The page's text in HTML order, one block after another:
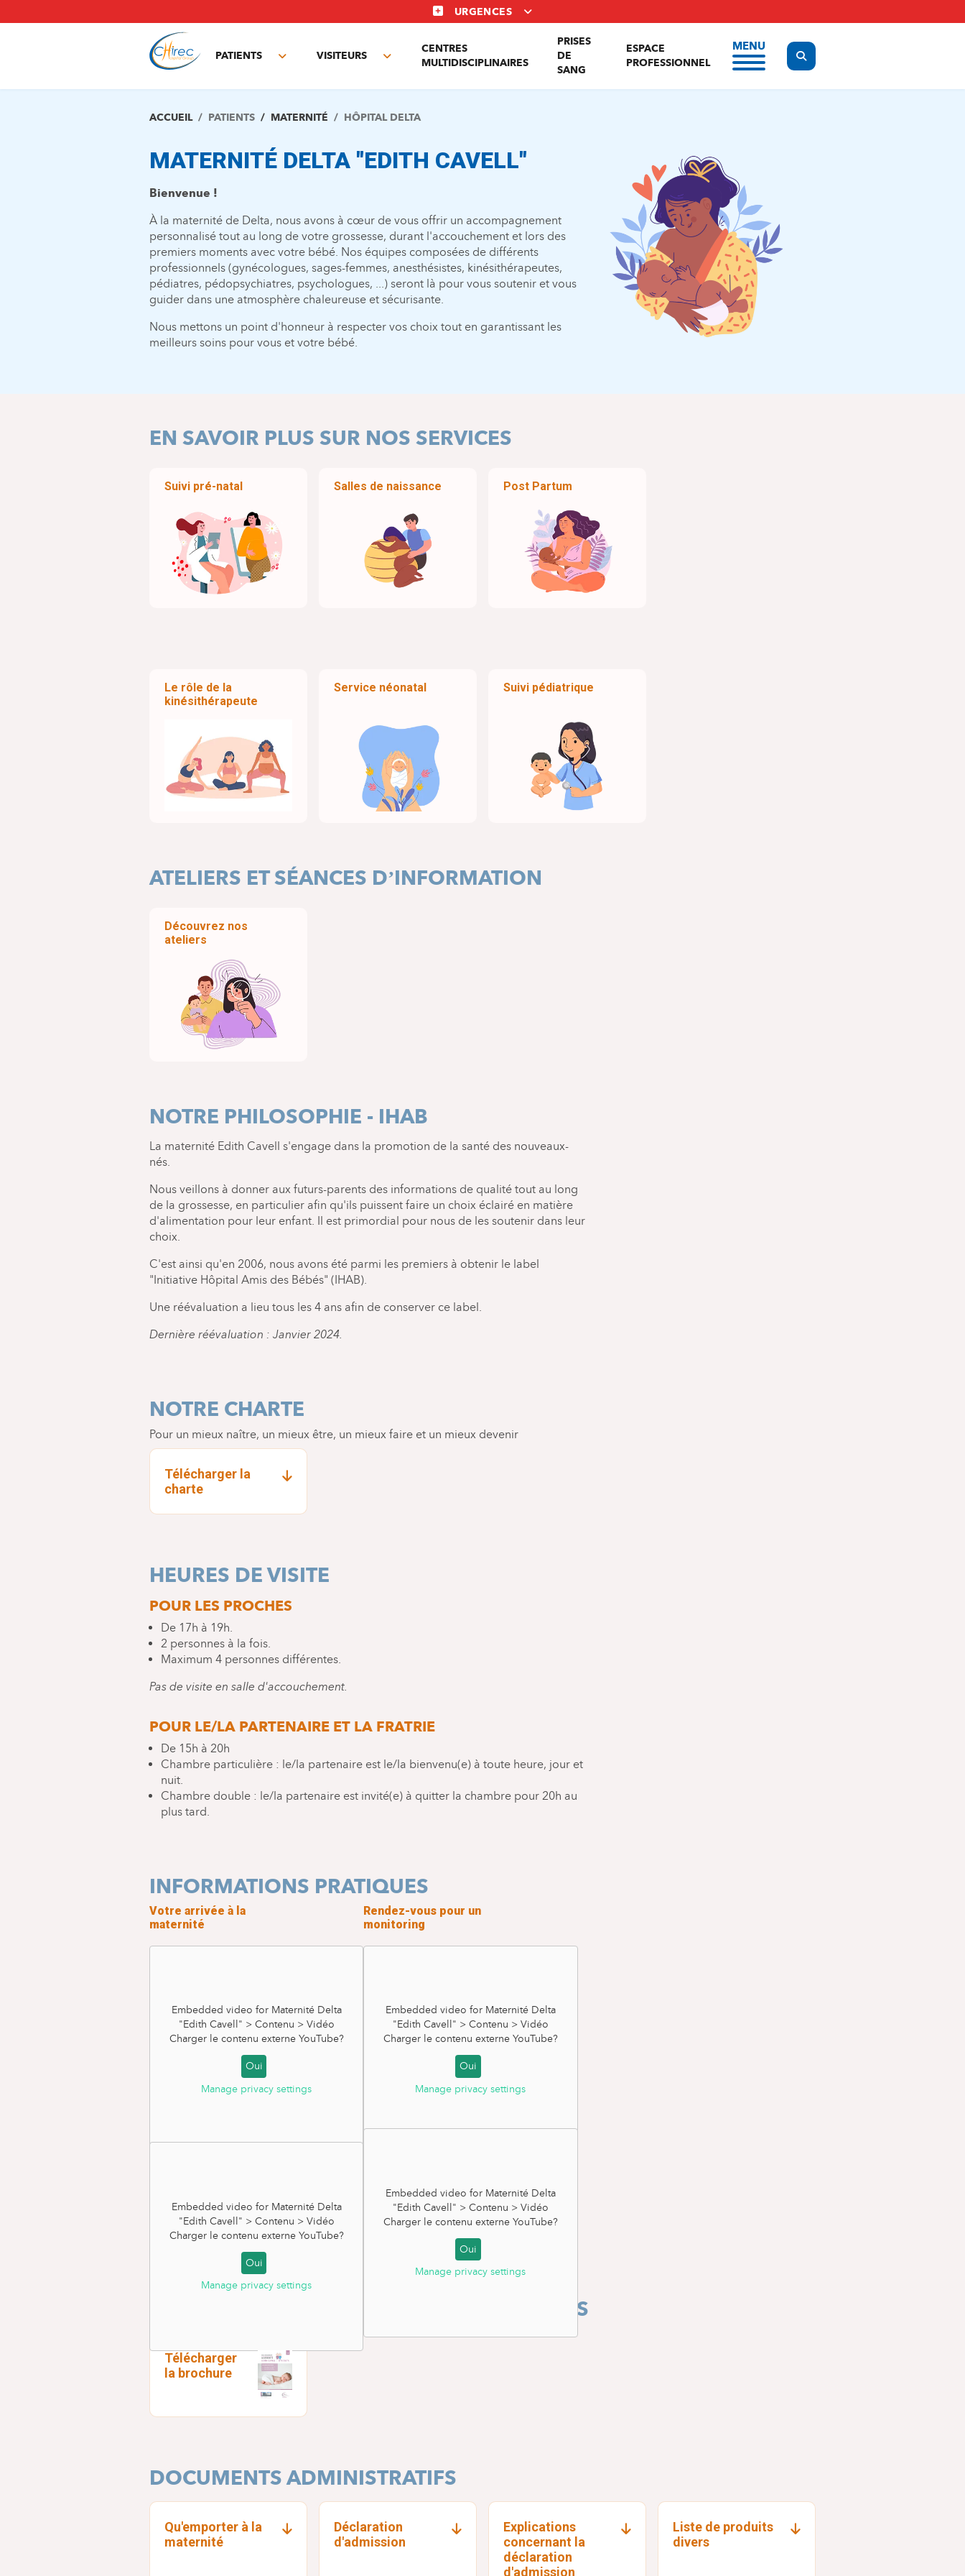
au
URGENCES
PATIENTS
Toggle
VISITEURS
Toggle
CENTRES
MULTIDISCIPLINAIRES
PRISES
DE
SANG
ESPACE
PROFESSIONNEL
MENU
Display the search form
ACCUEIL PATIENTS MATERNITÉ HÔPITAL DELTA
MATERNITÉ DELTA "EDITH CAVELL"
Bienvenue !
À la maternité de Delta, nous avons à cœur de vous offrir un accompagnement
personnalisé tout au long de votre grossesse, durant l'accouchement et lors des
premiers moments avec votre bébé. Nos équipes composées de différents
professionnels (gynécologues, sages-femmes, anesthésistes, kinésithérapeutes,
pédiatres, pédopsychiatres, psychologues, ...) seront là pour vous soutenir et vous
guider dans une atmosphère chaleureuse et sécurisante.
Nous mettons un point d'honneur à respecter vos choix tout en garantissant les
meilleurs soins pour vous et votre bébé.
EN SAVOIR PLUS SUR NOS SERVICES
Suivi pré-natal Salles de naissance Post Partum
Le rôle de la
kinésithérapeute
Service néonatal Suivi pédiatrique
ATELIERS ET SÉANCES D’INFORMATION
Découvrez nos
ateliers
NOTRE PHILOSOPHIE - IHAB
La maternité Edith Cavell s'engage dans la promotion de la santé des nouveaux-
nés.
Nous veillons à donner aux futurs-parents des informations de qualité tout au long
de la grossesse, en particulier afin qu'ils puissent faire un choix éclairé en matière
d'alimentation pour leur enfant. Il est primordial pour nous de les soutenir dans leur
choix.
C'est ainsi qu'en 2006, nous avons été parmi les premiers à obtenir le label
"Initiative Hôpital Amis des Bébés" (IHAB).
Une réévaluation a lieu tous les 4 ans afin de conserver ce label.
Dernière réévaluation : Janvier 2024.
NOTRE CHARTE
Pour un mieux naître, un mieux être, un mieux faire et un mieux devenir
Télécharger la
charte
HEURES DE VISITE
POUR LES PROCHES
De 17h à 19h.
2 personnes à la fois.
Maximum 4 personnes différentes.
Pas de visite en salle d'accouchement.
POUR LE/LA PARTENAIRE ET LA FRATRIE
De 15h à 20h
Chambre particulière : le/la partenaire est le/la bienvenu(e) à toute heure, jour et
nuit.
Chambre double : le/la partenaire est invité(e) à quitter la chambre pour 20h au
plus tard.
INFORMATIONS PRATIQUES
Votre arrivée à la
maternité
Embedded video for Maternité Delta
"Edith Cavell" > Contenu > Vidéo
Charger le contenu externe YouTube?
Oui
Manage privacy settings
Rendez-vous pour un
monitoring
Embedded video for Maternité Delta
"Edith Cavell" > Contenu > Vidéo
Charger le contenu externe YouTube?
Oui
Manage privacy settings
Embedded video for Maternité Delta
"Edith Cavell" > Contenu > Vidéo
Charger le contenu externe YouTube?
Oui
Manage privacy settings
Embedded video for Maternité Delta
"Edith Cavell" > Contenu > Vidéo
Charger le contenu externe YouTube?
Oui
Manage privacy settings
BROCHURE D'INFORMATIONS PRÉ-NATALES
Télécharger
la brochure
DOCUMENTS ADMINISTRATIFS
Qu'emporter à la
maternité
Déclaration
d'admission
Explications
concernant la
déclaration
d'admission
Liste de produits
divers